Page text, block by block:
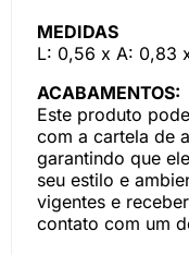
MEDIDAS
L: 0,56 x A: 0,83
ACABAMENTOS:
Este produto
com a cartela de
garantindo que
seu estilo e
vigentes e
contato com um